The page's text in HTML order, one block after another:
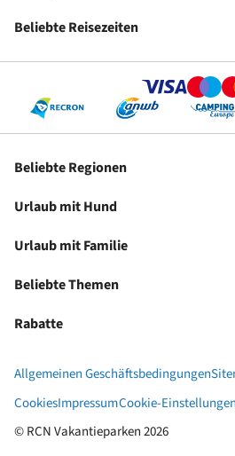
Beliebte Reisezeiten
Beliebte Regionen
Urlaub mit Hund
Urlaub mit Familie
Beliebte Themen
Rabatte
© RCN Vakantieparken 2026
Allgemeinen Geschäftsbedingungen
CookiesImpressumCookie-Einstellungen